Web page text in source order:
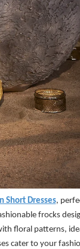
Short Dresses,
frocks
floral patterns,
cater to your